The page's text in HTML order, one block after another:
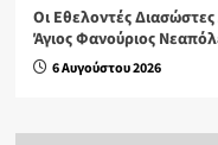
Οι Εθελοντές
Άγιος Φανούριος
6 Αυγούστου 2026